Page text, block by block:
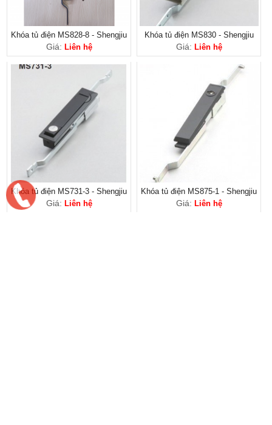
Khóa tủ điện MS828-8 - Shengjiu
Giá: Liên hệ
Khóa tủ điện MS830 - Shengjiu
Giá: Liên hệ
Khóa tủ điện MS731-3 - Shengjiu
Giá: Liên hệ
Khóa tủ điện MS875-1 - Shengjiu
Giá: Liên hệ